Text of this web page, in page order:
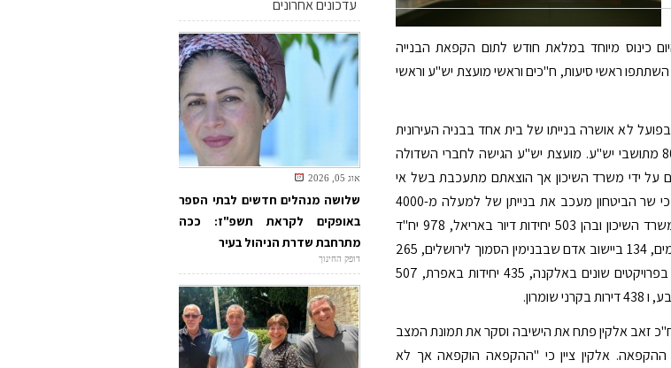
כינוס מיוחד במלאת חודש לתום הקפאת הבנייה
ראשי סיעות, ח"כים וראשי מועצת יש"ע וראשי
לא אושרה בנייתו של בית אחד בבניה העירונית
ביו"ש שבה מתגוררים למעלה מ 80% מתושבי יש"ע. מועצת יש"ע הגישה לחברי השדולה
על ידי משרד השיכון אך הוצאתם מתעכבת בשל אי
חתימת שר הביטחון. מהנתונים עולה כי שר הביטחון מעכב את בנייתן של למעלה מ-4000
יחידות דיור בערים שאושרו למכרז במשרד השיכון ובהן 503 יחידות דיור באריאל, 978 יח"ד
בביתר עילית, 213 דירות במעלה אדומים, 134 ביישוב אדם שבבנימין הסמוך לירושלים, 265
יחידות דיור באלפי מנשה, 800 דירות בפרויקטים שונים באלקנה, 435 יחידות באפרת, 507
ח"כ זאב אלקין פתח את הישיבה וסקר את תמונת המצב
ההקפאה. אלקין ציין כי "ההקפאה הוקפאה אך לא
עדכונים אחרונים
אוג 05, 2026
שלושה מנהלים חדשים לבתי הספר
באופקים לקראת תשפ"ז: ככה
מתרחבת שדרת הניהול בעיר
דופק החינוך